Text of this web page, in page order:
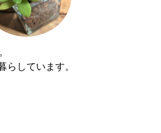
らしています。